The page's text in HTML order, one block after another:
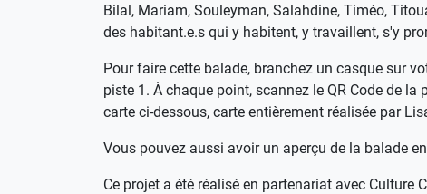
Bilal, Mariam, Souleyman, Salahdine, Timéo,
des habitant.e.s qui y habitent, y travaillent, s'y
Pour faire cette balade, branchez un casque sur
piste 1. À chaque point, scannez le QR Code de
carte ci-dessous, carte entièrement réalisée par
Vous pouvez aussi avoir un aperçu de la balade
Ce projet a été réalisé en partenariat avec Culture